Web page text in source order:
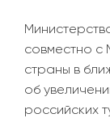
совместно с
страны в
об
российских